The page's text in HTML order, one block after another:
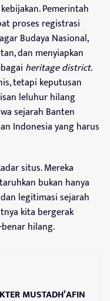
Pemerintah
proses registrasi
Budaya Nasional,
dan menyiapkan
heritage district.
tetapi keputusan
leluhur hilang
sejarah Banten
Indonesia yang harus
situs. Mereka
bukan hanya
legitimasi sejarah
kita bergerak
hilang.
MUSTADH’AFIN